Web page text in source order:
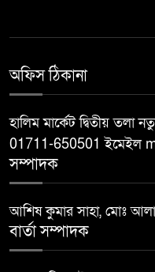
অফিস ঠিকানা
হালিম মার্কেট দ্বিতীয়
01711-650501 ইমেইল
সম্পাদক
আশিষ কুমার সাহা, মোঃ
বার্তা সম্পাদক